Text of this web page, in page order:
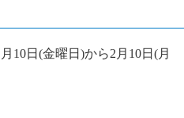
10日(金曜日)から2月10日(月